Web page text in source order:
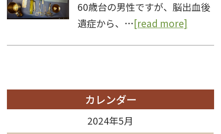
60歳台の男性ですが、脳出血後
遺症から、…[read more]
カレンダー
2024年5月